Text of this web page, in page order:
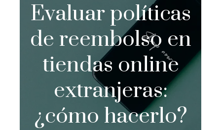
Evaluar políticas
de reembolso en
tiendas online
extranjeras:
¿cómo hacerlo?